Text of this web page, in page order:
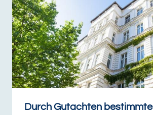
Durch Gutachten bestimmte